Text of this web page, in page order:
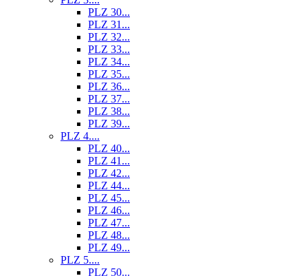
PLZ 30...
PLZ 31...
PLZ 32...
PLZ 33...
PLZ 34...
PLZ 35...
PLZ 36...
PLZ 37...
PLZ 38...
PLZ 39...
PLZ 4....
PLZ 40...
PLZ 41...
PLZ 42...
PLZ 44...
PLZ 45...
PLZ 46...
PLZ 47...
PLZ 48...
PLZ 49...
PLZ 5....
PLZ 50...